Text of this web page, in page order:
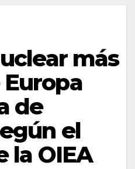
más
de
el
la OIEA